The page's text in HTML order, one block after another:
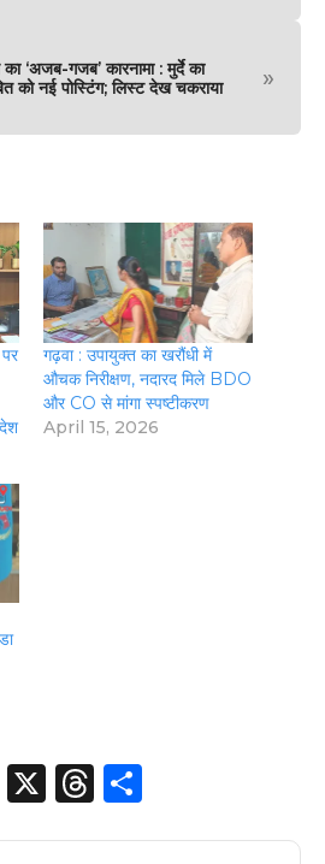
‘अजब-गजब’ कारनामा : मुर्दे का
को नई पोस्टिंग; लिस्ट देख चकराया
»
गढ़वा : उपायुक्त का खरौंधी में
औचक निरीक्षण, नदारद मिले BDO
और CO से मांगा स्पष्टीकरण
April 15, 2026
T
X
T